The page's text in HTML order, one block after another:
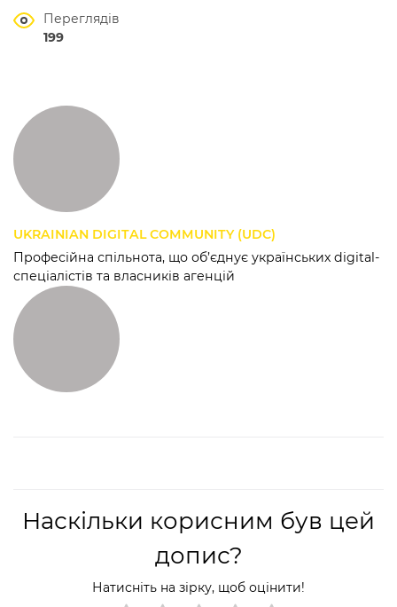
Переглядів
199
UKRAINIAN DIGITAL COMMUNITY (UDC)
Професійна спільнота, що об’єднує українських digital-
спеціалістів та власників агенцій
Наскільки корисним був цей
допис?
Натисніть на зірку, щоб оцінити!